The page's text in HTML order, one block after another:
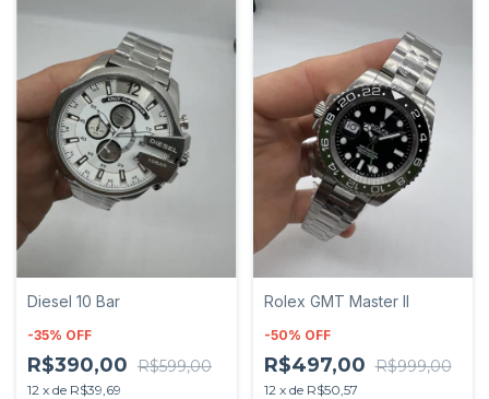
Diesel 10 Bar
-35% OFF
R$390,00 R$599,00
12 x de R$39,69
Rolex GMT Master II
-50% OFF
R$497,00 R$999,00
12 x de R$50,57